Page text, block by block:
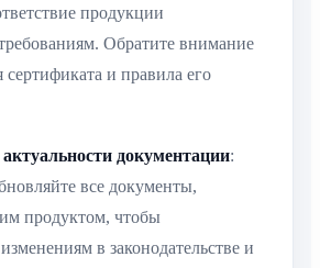
продукции
Обратите внимание
сертификата и правила его
документации:
все документы,
продуктом, чтобы
в законодательстве и